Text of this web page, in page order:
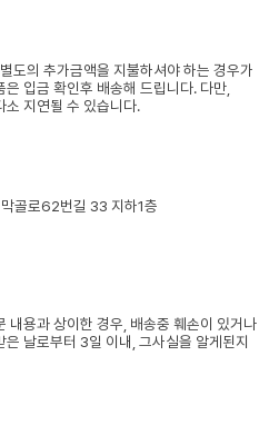
도의 추가금액을 지불하셔야 하는 경우가
입금 확인후 배송해 드립니다. 다만,
소 지연될 수 있습니다.
골로62번길 33 지하1층
내용과 상이한 경우, 배송중 훼손이 있거나
날로부터 3일 이내, 그사실을 알게된지